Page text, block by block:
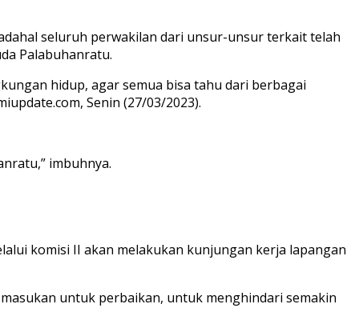
seluruh perwakilan dari unsur-unsur terkait telah
Palabuhanratu.
hidup, agar semua bisa tahu dari berbagai
Senin (27/03/2023).
imbuhnya.
komisi II akan melakukan kunjungan kerja lapangan
untuk perbaikan, untuk menghindari semakin